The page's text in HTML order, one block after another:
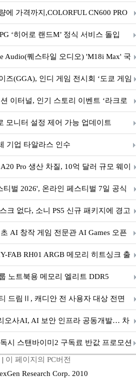
에 가격까지,COLORFUL CN600 PRO
‘히어로 랜드M’ 정식 서비스 돌입
Audio(퀘스타일 오디오) 'M18i Max' 국
즈(GGA), 인디 게임 전시회 ‘도쿄 게임
이터널, 인기 스토리 이벤트 ‘라크로
기념 이벤트 실시!
모니터 설정 제어 가능 업데이트
기업 타알라스 인수
Pro 생산 차질, 10억 달러 규모 웨이
벌 2026', 온라인 페스티벌 7일 공식
크 없다, 소니 PS5 신규 패키지에 경고
AI 창작 게임 전문관 AI Games 오픈
FAB RH01 ARGB 메모리 히트싱크 출
노트북용 메모리 엘리트 DDR5
드림Ⅱ, 캐디안 전 사용자 대상 전면
오사AI, AI 보안 인프라 공동개발… 차
시 스탠바이미2 구독료 반값 프로모션
| 이 페이지의 PC버전
Research Corp. 2010